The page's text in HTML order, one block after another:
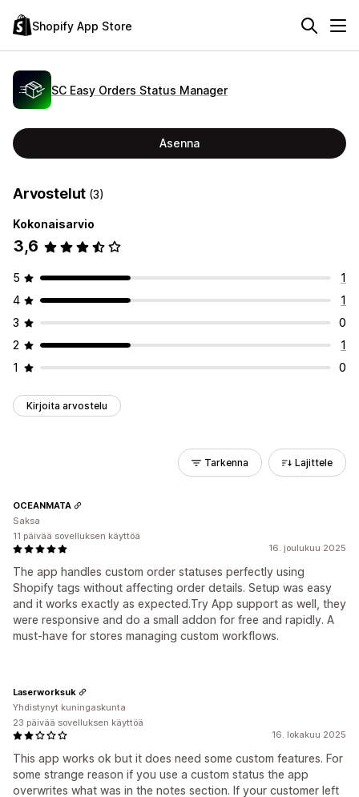
Shopify App Store
SC Easy Orders Status Manager
Asenna
Arvostelut (3)
Kokonaisarvio
3,6
5
1
4
1
3
0
2
1
1
0
Kirjoita arvostelu
Tarkenna Lajittele
16. joulukuu 2025
The app handles custom order statuses perfectly using
Shopify tags without affecting order details. Setup was easy
and it works exactly as expected.Try App support as well, they
were responsive and do a small addon for free and rapidly. A
must-have for stores managing custom workflows.
OCEANMATA
Saksa
11 päivää sovelluksen käyttöä
16. lokakuu 2025
This app works ok but it does need some custom features. For
some strange reason if you use a custom status the app
overwrites what was in the notes section. If your customer left
Laserworksuk
Yhdistynyt kuningaskunta
23 päivää sovelluksen käyttöä